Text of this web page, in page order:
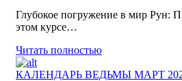
Глубокое погружение в мир Рун:
этом курсе…
Читать полностью
КАЛЕНДАРЬ ВЕДЬМЫ МАРТ